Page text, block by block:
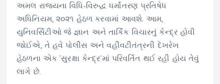
અમલ રાજ્યના વિધિ-વિરુદ્ધ ધર્માંતરણ પ્રતિષેધ
અધિનિયમ, ૨૦૨૧ હેઠળ કરવામાં આવશે. આમ,
યુનિવર્સિટીઓ જે જ્ઞાન અને તાર્કિક વિચારનું કેન્દ્ર હોવી
જોઈએ, તે હવે પોલીસ અને વહીવટીતંત્રની દેખરેખ
હેઠળના એક ‘સુરક્ષા કેન્દ્ર’માં પરિવર્તિત થઈ રહી હોય તેવું
લાગે છે.